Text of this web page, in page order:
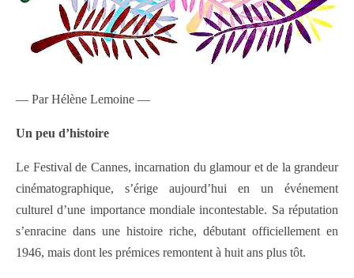
— Par Hélène Lemoine —
Un peu d’histoire
Le Festival de Cannes, incarnation du glamour et de la grandeur
cinématographique, s’érige aujourd’hui en un événement
culturel d’une importance mondiale incontestable. Sa réputation
s’enracine dans une histoire riche, débutant officiellement en
1946, mais dont les prémices remontent à huit ans plus tôt.